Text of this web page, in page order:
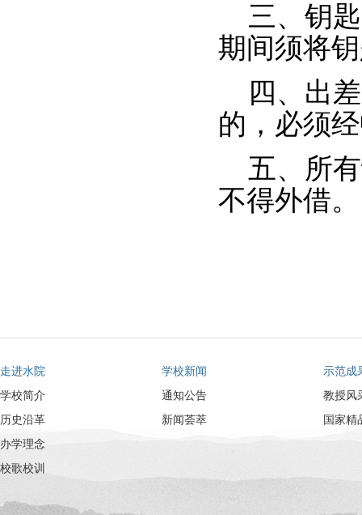
三、钥
期间须将
四、出
的，必须
五、所
不得外借。
走进水院
学校简介
历史沿革
办学理念
校歌校训
学校新闻
通知公告
新闻荟萃
示范成
教授风
国家精